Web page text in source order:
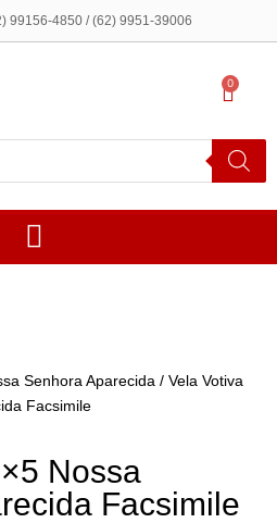
99156-4850 / (62) 9951-39006
0
Senhora Aparecida / Vela Votiva
Facsimile
Nossa
Facsimile